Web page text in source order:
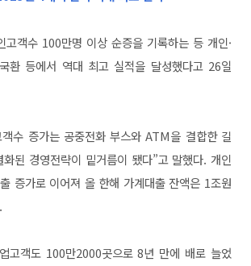
고객수 100만명 이상 순증을 기록하는 등 개인·
국환 등에서 역대 최고 실적을 달성했다고 26일
객수 증가는 공중전화 부스와 ATM을 결합한 길
된 경영전략이 밑거름이 됐다”고 말했다. 개인
증가로 이어져 올 한해 가계대출 잔액은 1조원
고객도 100만2000곳으로 8년 만에 배로 늘었